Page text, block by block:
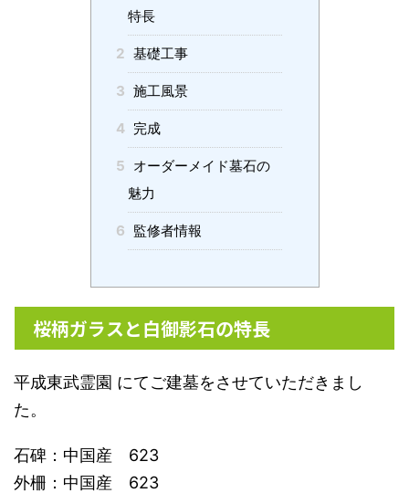
特長
2 基礎工事
3 施工風景
4 完成
5 オーダーメイド墓石の
魅力
6 監修者情報
桜柄ガラスと白御影石の特長
平成東武霊園 にてご建墓をさせていただきまし
た。
石碑：中国産 623
外柵：中国産 623